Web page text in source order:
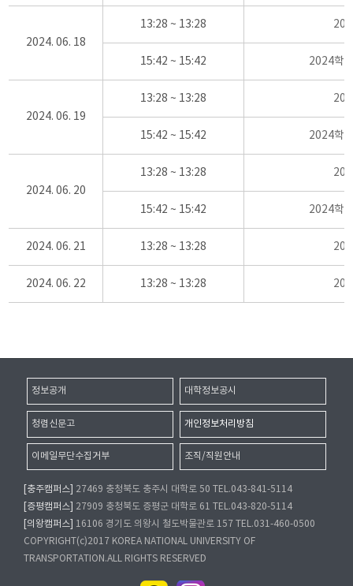
2024. 06. 18
13:28 ~ 13:28
15:42 ~ 15:42 2024학
2024. 06. 19
13:28 ~ 13:28
15:42 ~ 15:42 2024학
2024. 06. 20
13:28 ~ 13:28
15:42 ~ 15:42 2024학
2024. 06. 21 13:28 ~ 13:28
2024. 06. 22 13:28 ~ 13:28
정보공개 대학정보공시
청렴신문고 개인정보처리방침
이메일무단수집거부 조직/직원안내
[충주캠퍼스]
27469 충청북도 충주시 대학로 50 TEL.043-841-5114
[증평캠퍼스]
27909 충청북도 증평군 대학로 61 TEL.043-820-5114
[의왕캠퍼스]
16106 경기도 의왕시 철도박물관로 157 TEL.031-460-0500
COPYRIGHT(c)2017 KOREA NATIONAL UNIVERSITY OF
TRANSPORTATION.ALL RIGHTS RESERVED